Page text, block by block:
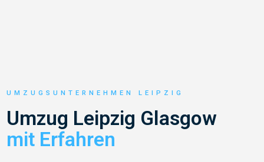
UMZUGSUNTERNEHMEN LEIPZIG
Umzug Leipzig Glasgow
mit Erfahren